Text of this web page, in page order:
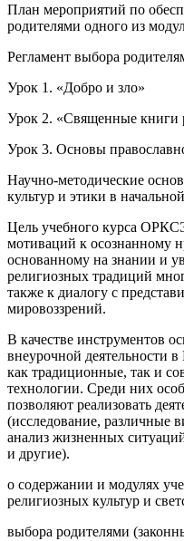
План мероприятий по
родителями одного из
Регламент выбора
Урок 1. «Добро и зло»
Урок 2. «Священные книги
Урок 3. Основы
Научно-методические
культур и этики в
Цель учебного курса
мотиваций к осознанному
основанному на знании и
религиозных традиций
также к диалогу с
мировоззрений.
В качестве инструментов
внеурочной деятельности
как традиционные, так и
технологии. Среди них
позволяют реализовать
(исследование, различные
анализ жизненных
и другие).
о содержании и модулях
религиозных культур и
выбора родителями